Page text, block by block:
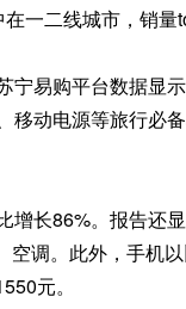
一二线城市，销量
易购平台数据显
移动电源等旅行必
长86%。报告还
空调。此外，手机
元。